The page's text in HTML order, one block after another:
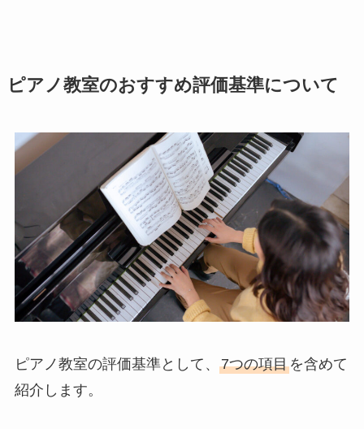
ピアノ教室のおすすめ評価基準について
ピアノ教室の評価基準として、 7つの項目を含めて
紹介します。